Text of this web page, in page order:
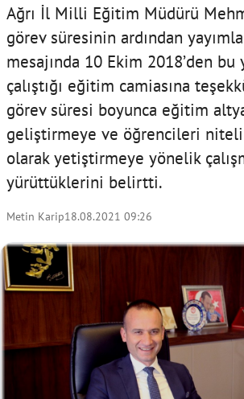
Ağrı İl Milli Eğitim Müdürü
görev süresinin ardından
mesajında 10 Ekim 2018’den
çalıştığı eğitim camiasına
görev süresi boyunca eğitim
geliştirmeye ve öğrencileri
olarak yetiştirmeye yönelik
yürüttüklerini belirtti.
Metin Karip18.08.2021 09:26